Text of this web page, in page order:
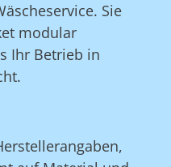
Sie
modular
Ihr Betrieb in